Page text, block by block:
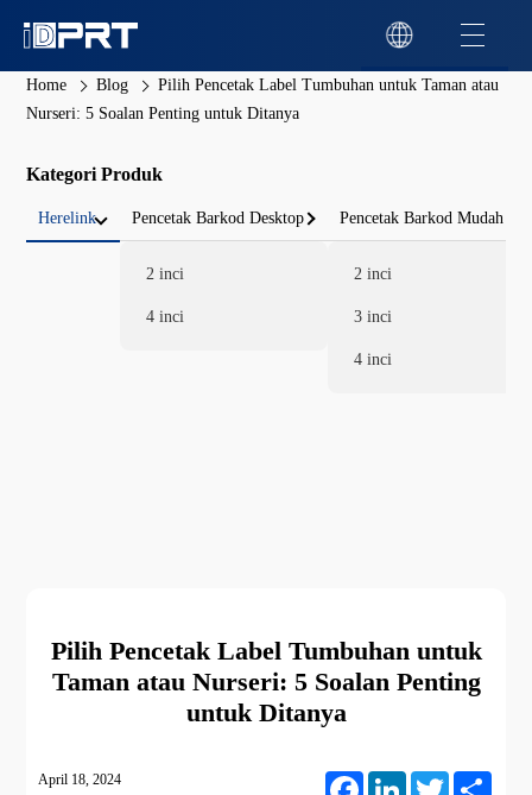
Home Blog
Pilih Pencetak Label Tumbuhan untuk Taman atau
Nurseri: 5 Soalan Penting untuk Ditanya
Kategori Produk
Herelink Pencetak Barkod Desktop
2 inci
4 inci
Pencetak Barkod Mudah
2 inci
3 inci
4 inci
Pilih Pencetak Label Tumbuhan untuk
Taman atau Nurseri: 5 Soalan Penting
untuk Ditanya
April 18, 2024 FacebookLinkedIn Twitter